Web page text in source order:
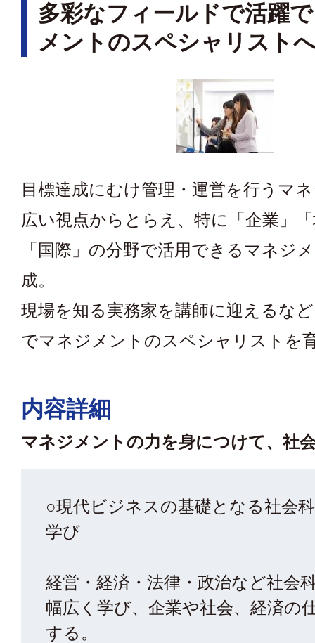
多彩なフィールドで活躍
メントのスペシャリスト
目標達成にむけ管理・運営を行うマ
広い視点からとらえ、特に「企業」
「国際」の分野で活用できるマネジ
成。
現場を知る実務家を講師に迎えるな
でマネジメントのスペシャリストを
内容詳細
マネジメントの力を身につけて、社
○現代ビジネスの基礎となる社会
学び
経営・経済・法律・政治など社会
幅広く学び、企業や社会、経済の
する。